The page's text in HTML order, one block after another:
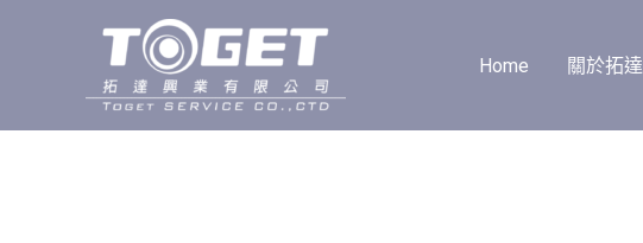
Home 關於拓達